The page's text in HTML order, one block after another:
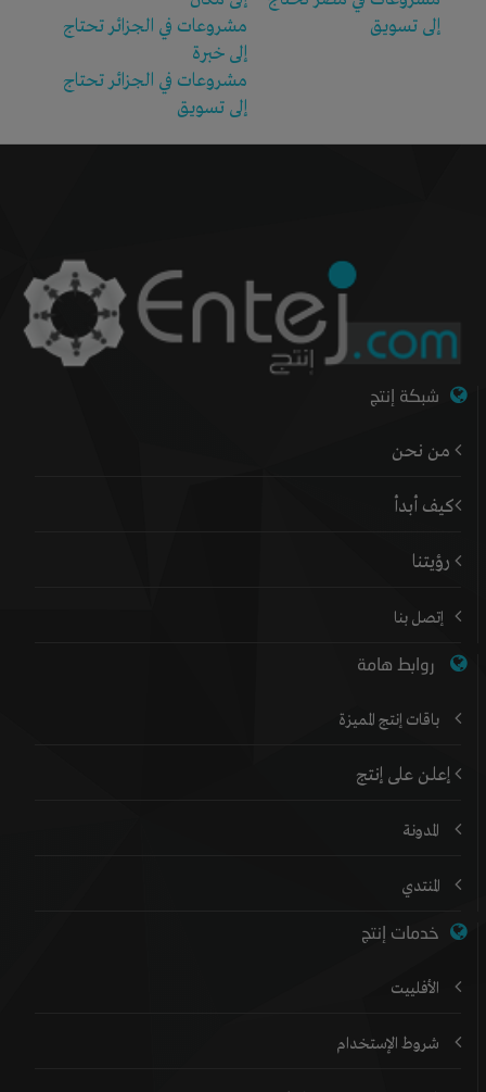
إلى تسويق
مشروعات في الجزائر تحتاج
إلى خبرة
مشروعات في الجزائر تحتاج
إلى تسويق
شبكة إنتج
من نحن
كيف أبدأ
رؤيتنا
إتصل بنا
روابط هامة
باقات إنتج المميزة
إعلن على إنتج
المدونة
المنتدي
خدمات إنتج
الأفلييت
شروط الإستخدام